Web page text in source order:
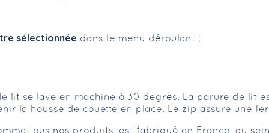
sélectionnée dans le menu déroulant ;
lit se lave en machine à 30 degrés. La parure de lit
la housse de couette en place. Le zip assure une